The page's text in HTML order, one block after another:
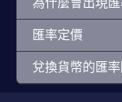
為什麼會出現
匯率定價
兌換貨幣的匯